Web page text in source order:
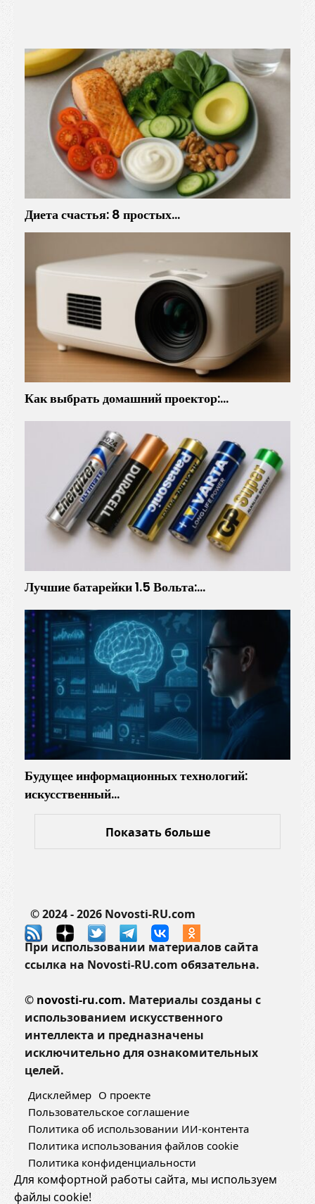
Диета счастья: 8 простых…
Как выбрать домашний проектор:…
Лучшие батарейки 1.5 Вольта:…
Будущее информационных технологий:
искусственный…
Показать больше
© 2024 - 2026 Novosti-RU.com
При использовании материалов сайта
ссылка на Novosti-RU.com обязательна.
© novosti-ru.com. Материалы созданы с
использованием искусственного
интеллекта и предназначены
исключительно для ознакомительных
целей.
Дисклеймер О проекте
Пользовательское соглашение
Политика об использовании ИИ-контента
Политика использования файлов cookie
Политика конфиденциальности
Для комфортной работы сайта, мы используем
файлы cookie!